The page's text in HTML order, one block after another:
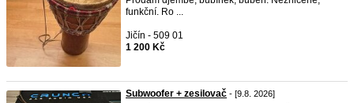
funkční. Ro ...
Jičín - 509 01
1 200 Kč
Subwoofer + zesilovač - [9.8. 2026]